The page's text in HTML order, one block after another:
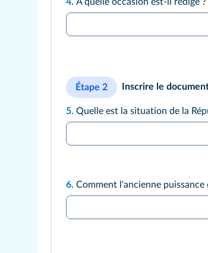
Étape 2 Inscrire le
5. Quelle est la situation de la
6. Comment l'ancienne